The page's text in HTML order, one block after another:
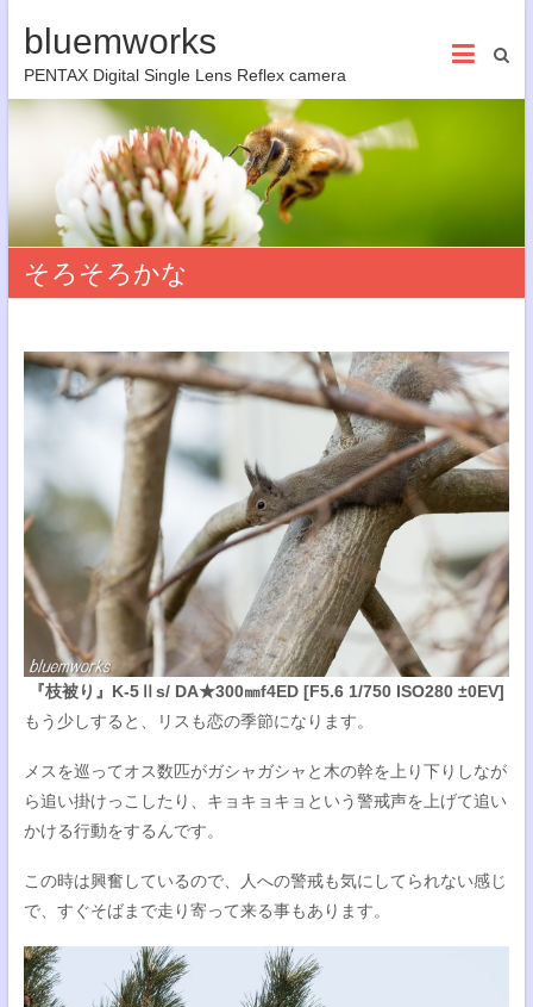
bluemworks
PENTAX Digital Single Lens Reflex camera
そろそろかな
『枝被り』K-5Ⅱs/ DA★300㎜f4ED [F5.6 1/750 ISO280 ±0EV]
もう少しすると、リスも恋の季節になります。
メスを巡ってオス数匹がガシャガシャと木の幹を上り下りしなが
ら追い掛けっこしたり、キョキョキョという警戒声を上げて追い
かける行動をするんです。
この時は興奮しているので、人への警戒も気にしてられない感じ
で、すぐそばまで走り寄って来る事もあります。